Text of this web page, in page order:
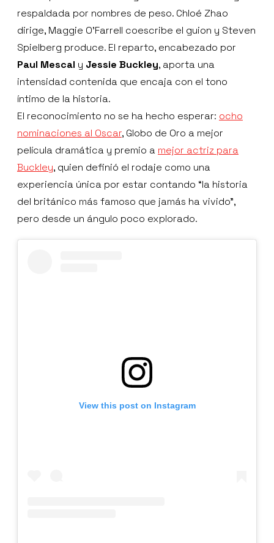
respaldada por nombres de peso. Chloé Zhao
dirige, Maggie O’Farrell coescribe el guion y Steven
Spielberg produce. El reparto, encabezado por
Paul Mescal y Jessie Buckley, aporta una
intensidad contenida que encaja con el tono
íntimo de la historia.
El reconocimiento no se ha hecho esperar: ocho
nominaciones al Oscar, Globo de Oro a mejor
película dramática y premio a mejor actriz para
Buckley, quien definió el rodaje como una
experiencia única por estar contando “la historia
del británico más famoso que jamás ha vivido”,
pero desde un ángulo poco explorado.
View this post on Instagram